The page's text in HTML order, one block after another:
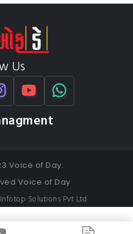
Us
Voice of Day.
Voice of Day
Infotop Solutions Pvt Ltd